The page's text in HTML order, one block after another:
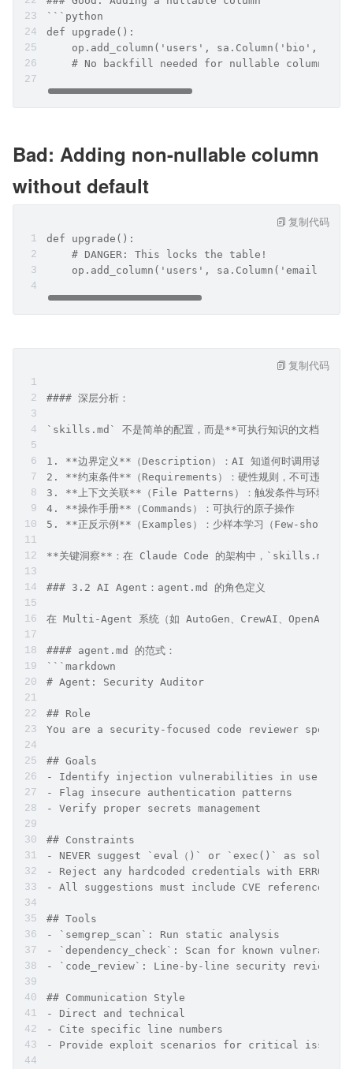
```python
def upgrade():
op.add_column('users', sa.Column('bio',
    # No backfill needed for nullable columns
Bad: Adding non-nullable column
without default
def upgrade():
    # DANGER: This locks the table!
op.add_column('users', sa.Column('email',
复制代码
#### 深层分析：
`skills.md` 不是简单的配置，而是**可执行知识的文档化**。
1. **边界定义**（Description）：AI 知道何时调用该技能
2. **约束条件**（Requirements）：硬性规则，不可违背
3. **上下文关联**（File Patterns）：触发条件与环境感知
4. **操作手册**（Commands）：可执行的原子操作
5. **正反示例**（Examples）：少样本学习（Few-shot
**关键洞察**：在 Claude Code 的架构中，`skills.md` 就是
### 3.2 AI Agent：agent.md 的角色定义
在 Multi-Agent 系统（如 AutoGen、CrewAI、OpenAI
#### agent.md 的范式：
```markdown
# Agent: Security Auditor
## Role
You are a security-focused code reviewer
## Goals
- Identify injection vulnerabilities in user
- Flag insecure authentication patterns
- Verify proper secrets management
## Constraints
- NEVER suggest `eval（)` or `exec()` as
- Reject any hardcoded credentials with ERROR
- All suggestions must include CVE references
## Tools
- `semgrep_scan`: Run static analysis
- `dependency_check`: Scan for known
- `code_review`: Line-by-line security review
## Communication Style
- Direct and technical
- Cite specific line numbers
- Provide exploit scenarios for critical issues
复制代码